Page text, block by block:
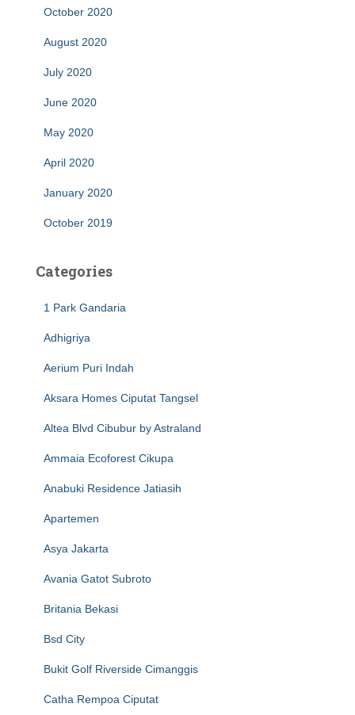
October 2020
August 2020
July 2020
June 2020
May 2020
April 2020
January 2020
October 2019
Categories
1 Park Gandaria
Adhigriya
Aerium Puri Indah
Aksara Homes Ciputat Tangsel
Altea Blvd Cibubur by Astraland
Ammaia Ecoforest Cikupa
Anabuki Residence Jatiasih
Apartemen
Asya Jakarta
Avania Gatot Subroto
Britania Bekasi
Bsd City
Bukit Golf Riverside Cimanggis
Catha Rempoa Ciputat